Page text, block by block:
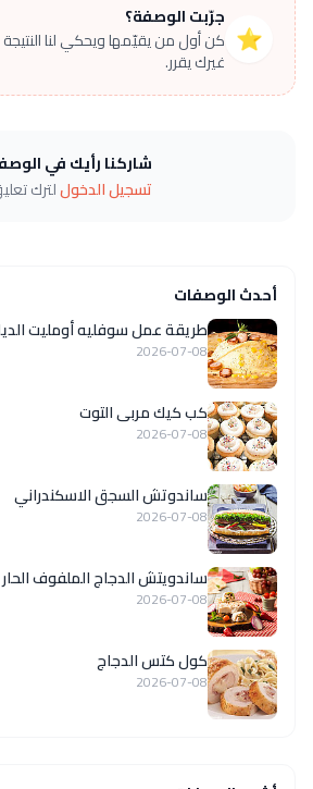
⭐
جرّبت الوصفة؟
كن أول من يقيّمها ويحكي لنا
غيرك يقرر.
شاركنا رأيك في
تسجيل الدخوللترك
أحدث الوصفات
طريقة عمل سوفليه أومليت
2026-07-08
كب كيك مربى التوت
2026-07-08
ساندوتش السجق الاسكندراني
2026-07-08
ساندويتش الدجاج الملفوف الحار
2026-07-08
كول كتس الدجاج
2026-07-08